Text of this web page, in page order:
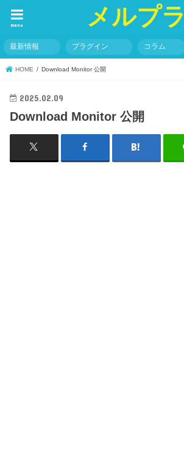
メルプラ
menu
最新情報 プラグイン コラム
HOME Download Monitor 公開
2025.02.09
Download Monitor 公開